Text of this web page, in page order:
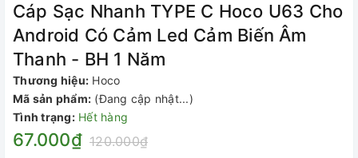
Cáp Sạc Nhanh TYPE C Hoco U63 Cho
Android Có Cảm Led Cảm Biến Âm
Thanh - BH 1 Năm
Thương hiệu: Hoco
Mã sản phẩm: (Đang cập nhật...)
Tình trạng: Hết hàng
67.000₫ 120.000₫